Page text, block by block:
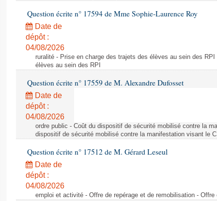
Question écrite n° 17594 de Mme Sophie-Laurence Roy
Date de
dépôt :
04/08/2026
ruralité - Prise en charge des trajets des élèves au sein des
élèves au sein des RPI
Question écrite n° 17559 de M. Alexandre Dufosset
Date de
dépôt :
04/08/2026
ordre public - Coût du dispositif de sécurité mobilisé contre la
dispositif de sécurité mobilisé contre la manifestation visant le
Question écrite n° 17512 de M. Gérard Leseul
Date de
dépôt :
04/08/2026
emploi et activité - Offre de repérage et de remobilisation -